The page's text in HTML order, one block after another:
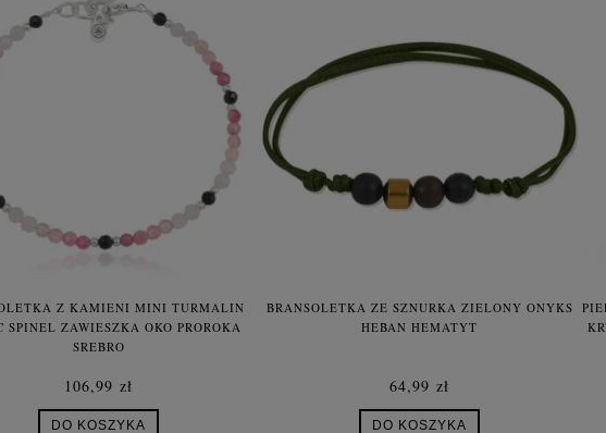
Z KAMIENI MINI TURMALIN
SPINEL ZAWIESZKA OKO PROROKA
SREBRO
106,99 zł
DO KOSZYKA
BRANSOLETKA ZE SZNURKA ZIELONY ONYKS
HEBAN HEMATYT
64,99 zł
DO KOSZYKA